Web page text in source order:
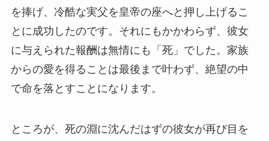
を捧げ、冷酷な実父を皇帝の座へと押し上げるこ
とに成功したのです。それにもかかわらず、彼女
に与えられた報酬は無情にも「死」でした。家族
からの愛を得ることは最後まで叶わず、絶望の中
で命を落とすことになります。
ところが、死の淵に沈んだはずの彼女が再び目を